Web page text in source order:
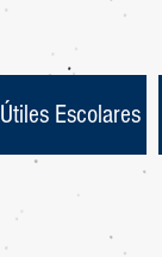
Útiles Escolares